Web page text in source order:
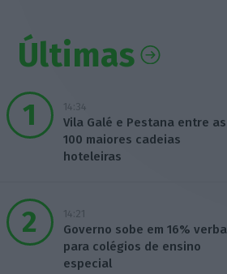
Últimas
14:34
Vila Galé e Pestana entre as
100 maiores cadeias
hoteleiras
14:21
Governo sobe em 16% verba
para colégios de ensino
especial